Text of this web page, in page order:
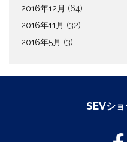
2016年12月 (64)
2016年11月 (32)
2016年5月 (3)
SEVシ